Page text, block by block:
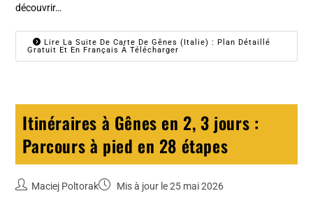
découvrir…
Lire La Suite De Carte De Gênes (Italie) : Plan Détaillé
Gratuit Et En Français À Télécharger
Itinéraires à Gênes en 2, 3 jours :
Parcours à pied en 28 étapes
Maciej Poltorak Mis à jour le 25 mai 2026